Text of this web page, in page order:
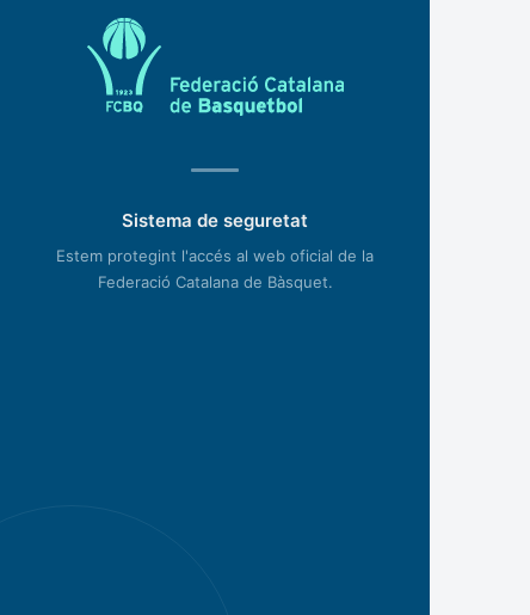
Sistema de seguretat
Estem protegint l'accés al web oficial de la
Federació Catalana de Bàsquet.